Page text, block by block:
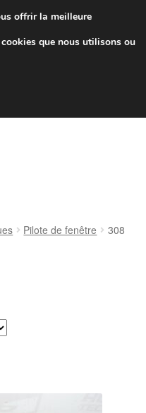
de 7 EUR
de 9 h à 16 h
Pilote de fenêtre 308
offrir la meilleure
que nous utilisons ou